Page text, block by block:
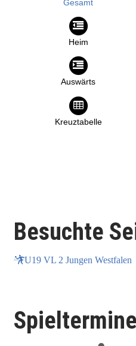
Gesamt
Heim
Auswärts
Kreuztabelle
Besuchte
U19 VL 2 Jungen Westfalen